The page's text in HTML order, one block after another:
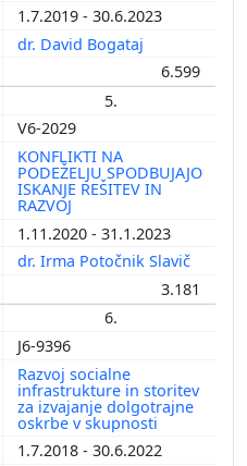
1.7.2019 - 30.6.2023
dr. David Bogataj
6.599
5.
V6-2029
KONFLIKTI NA
PODEŽELJU SPODBUJAJO
ISKANJE REŠITEV IN
RAZVOJ
1.11.2020 - 31.1.2023
dr. Irma Potočnik Slavič
3.181
6.
J6-9396
Razvoj socialne
infrastrukture in storitev
za izvajanje dolgotrajne
oskrbe v skupnosti
1.7.2018 - 30.6.2022